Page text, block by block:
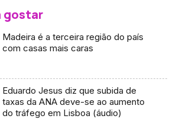
gostar
Madeira é a terceira região do país
com casas mais caras
Eduardo Jesus diz que subida de
taxas da ANA deve-se ao aumento
do tráfego em Lisboa (áudio)